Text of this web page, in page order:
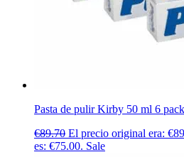
Pasta de pulir Kirby 50 ml 6 pack
€89.70 El precio original era:
es: €75.00. Sale